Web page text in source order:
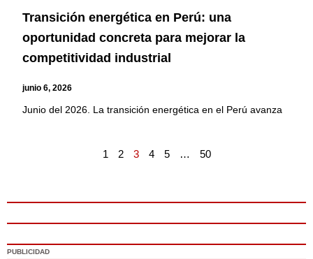
Transición energética en Perú: una
oportunidad concreta para mejorar la
competitividad industrial
junio 6, 2026
Junio del 2026. La transición energética en el Perú avanza
1 2 3 4 5 … 50
PUBLICIDAD